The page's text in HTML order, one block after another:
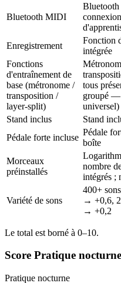
Bluetooth MIDI
Enregistrement
Fonction
intégrée
Fonctions
d'entraînement de
base (métronome /
transposition /
layer-split)
tous
groupé —
universel)
Stand inclus Stand
Pédale forte incluse
Pédale
boîte
Morceaux
préinstallés
nombre
intégrés ;
Variété de sons
400+
→ +0,6,
→ +0,2
Le total est borné à 0–10.
Score Pratique nocturne
Pratique nocturne